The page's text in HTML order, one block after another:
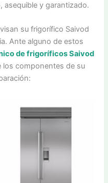
asequible y garantizado.
su frigorífico Saivod
Ante alguno de estos
de frigoríficos Saivod
los componentes de su